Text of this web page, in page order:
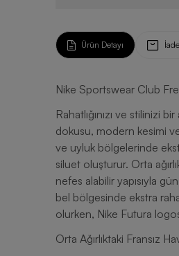
Ürün Detayı
Nike Sportswear Club
Rahatlığınızı ve stilinizi
dokusu, modern kesimi
ve uyluk bölgelerinde
siluet oluşturur. Orta
nefes alabilir yapısıyla
bel bölgesinde ekstra
olurken, Nike Futura
Orta Ağırlıktaki Fransız